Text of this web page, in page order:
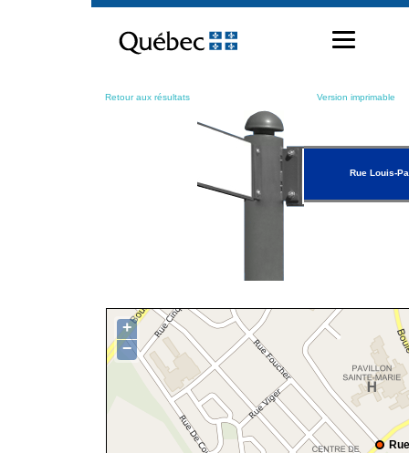
contenu
Retour aux résultats Version imprimable
Rue Louis-
+
−